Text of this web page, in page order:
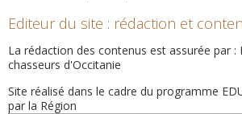
Editeur du site : rédaction et
La rédaction des contenus est assurée par :
chasseurs d'Occitanie
Site réalisé dans le cadre du programme
par la Région